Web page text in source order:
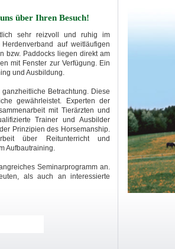
über Ihren Besuch!
sehr reizvoll und ruhig im
auf weitläufigen
bzw. Paddocks liegen direkt am
mit Fenster zur Verfügung. Ein
und Ausbildung.
Betrachtung. Diese
gewährleistet. Experten der
mit Tierärzten und
Trainer und Ausbilder
Prinzipien des Horsemanship.
über Reitunterricht und
Aufbautraining.
Seminarprogramm an.
als auch an interessierte